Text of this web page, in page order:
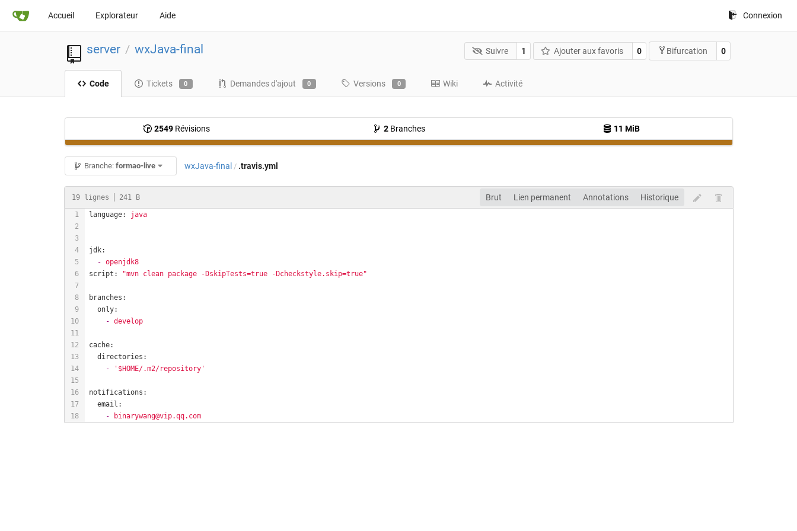
Accueil Explorateur Aide Connexion
server / wxJava-final Suivre 1 Ajouter aux favoris 0 Bifurcation 0
Code Tickets 0 Demandes d'ajout 0 Versions 0 Wiki Activité
2549Révisions 2Branches 11 MiB
Branche:formao-live wxJava-final / .travis.yml
19 lignes 241 B Brut Lien permanent Annotations Historique
language: java
jdk:
- openjdk8
script:
"mvn clean package -DskipTests=true -Dcheckstyle.skip=true"
branches:
only:
- develop
cache:
directories:
-
'$HOME/.m2/repository'
notifications:
email:
-
binarywang@vip.qq.com